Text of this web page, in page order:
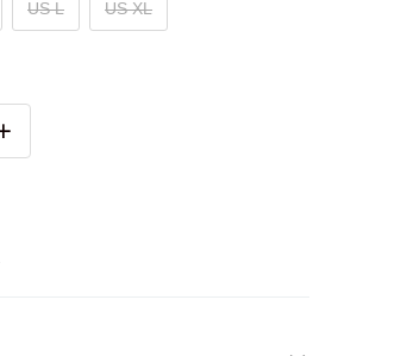
US L US XL